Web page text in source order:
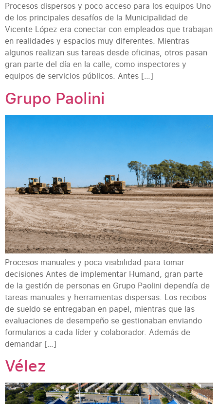
Procesos dispersos y poco acceso para los equipos Uno
de los principales desafíos de la Municipalidad de
Vicente López era conectar con empleados que trabajan
en realidades y espacios muy diferentes. Mientras
algunos realizan sus tareas desde oficinas, otros pasan
gran parte del día en la calle, como inspectores y
equipos de servicios públicos. Antes […]
Grupo Paolini
Procesos manuales y poca visibilidad para tomar
decisiones Antes de implementar Humand, gran parte
de la gestión de personas en Grupo Paolini dependía de
tareas manuales y herramientas dispersas. Los recibos
de sueldo se entregaban en papel, mientras que las
evaluaciones de desempeño se gestionaban enviando
formularios a cada líder y colaborador. Además de
demandar […]
Vélez